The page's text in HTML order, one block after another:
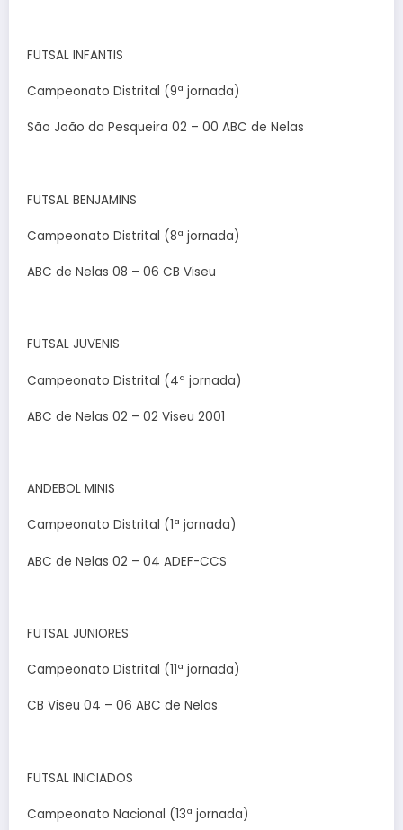
FUTSAL INFANTIS
Campeonato Distrital (9ª jornada)
São João da Pesqueira 02 – 00 ABC de Nelas
FUTSAL BENJAMINS
Campeonato Distrital (8ª jornada)
ABC de Nelas 08 – 06 CB Viseu
FUTSAL JUVENIS
Campeonato Distrital (4ª jornada)
ABC de Nelas 02 – 02 Viseu 2001
ANDEBOL MINIS
Campeonato Distrital (1ª jornada)
ABC de Nelas 02 – 04 ADEF-CCS
FUTSAL JUNIORES
Campeonato Distrital (11ª jornada)
CB Viseu 04 – 06 ABC de Nelas
FUTSAL INICIADOS
Campeonato Nacional (13ª jornada)